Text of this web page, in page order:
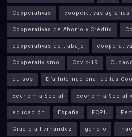
Cooperativas cooperativas agrarias
Cooperativas de Ahorro y Crédito
cooperativas de trabajo
Cooperativismo Covid-19 Cucacc
cursos Día Internacional de las
Economía Social Economía Social
educación España FCPU
Graciela Fernández género